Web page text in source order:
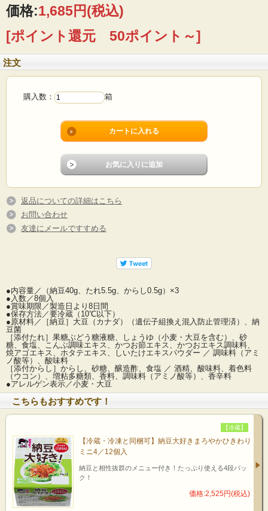
価格:1,685円(税込)
[ポイント還元 50ポイント～]
注文
購入数： 箱
返品についての詳細はこちら
お問い合わせ
友達にメールですすめる
●内容量／（納豆40g、たれ5.5g、からし0.5g）×3
●入数／8個入
●賞味期限／製造日より8日間
●保存方法／要冷蔵（10℃以下）
●原材料／［納豆］大豆（カナダ）（遺伝子組換え混入防止管理済）、納
豆菌
［添付たれ］果糖ぶどう糖液糖、しょうゆ（小麦・大豆を含む）、砂
糖、食塩、こんぶ調味エキス、かつお節エキス、かつおエキス調味料、
焼アゴエキス、ホタテエキス、しいたけエキスパウダー ／ 調味料（アミ
ノ酸等）、酸味料
［添付からし］からし、砂糖、醸造酢、食塩 ／ 酒精、酸味料、着色料
（ウコン）、増粘多糖類、香料、調味料（アミノ酸等）、香辛料
●アレルゲン表示／小麦・大豆
こちらもおすすめです！
【冷蔵】
【冷蔵・冷凍と同梱可】納豆大好きまろやかひきわり
ミニ4／12個入
納豆と相性抜群のメニュー付き！たっぷり使える4段パッ
ク！
価格:2,525円(税込)